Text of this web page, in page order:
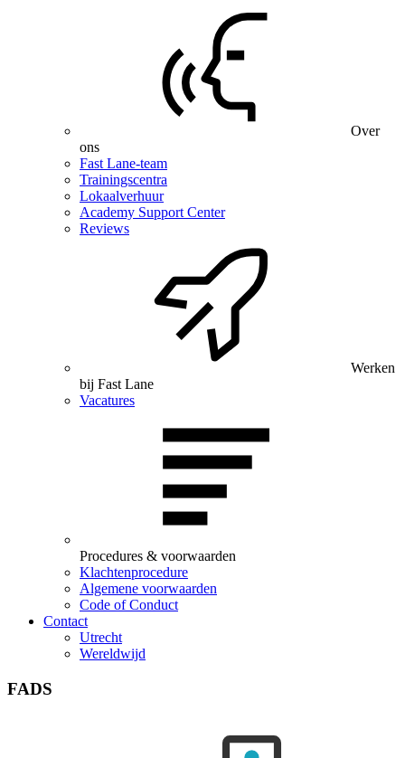
Over
ons
Fast Lane-team
Trainingscentra
Lokaalverhuur
Academy Support Center
Reviews
Werken
bij Fast Lane
Vacatures
Procedures & voorwaarden
Klachtenprocedure
Algemene voorwaarden
Code of Conduct
Contact
Utrecht
Wereldwijd
FADS